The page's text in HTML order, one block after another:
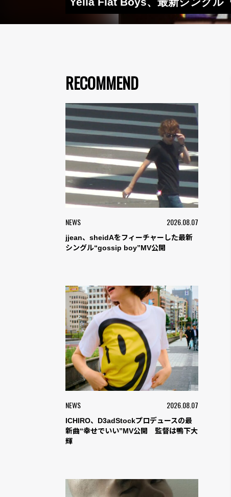
RECOMMEND
NEWS 2026.08.07
jjean、sheidAをフィーチャーした最新
シングル“gossip boy”MV公開
NEWS 2026.08.07
ICHIRO、D3adStockプロデュースの最
新曲“幸せでいい”MV公開 監督は鴨下大
輝